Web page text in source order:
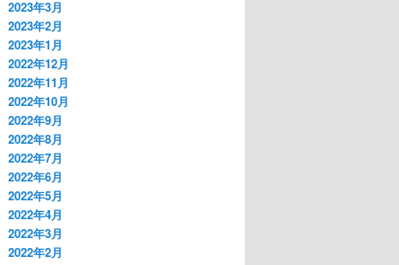
2023年3月
2023年2月
2023年1月
2022年12月
2022年11月
2022年10月
2022年9月
2022年8月
2022年7月
2022年6月
2022年5月
2022年4月
2022年3月
2022年2月